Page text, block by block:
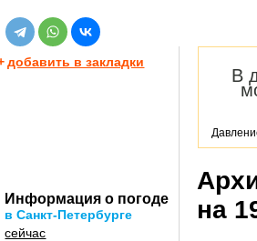
добавить в закладки
Информация о погоде
в Санкт-Петербурге
сейчас
В
на